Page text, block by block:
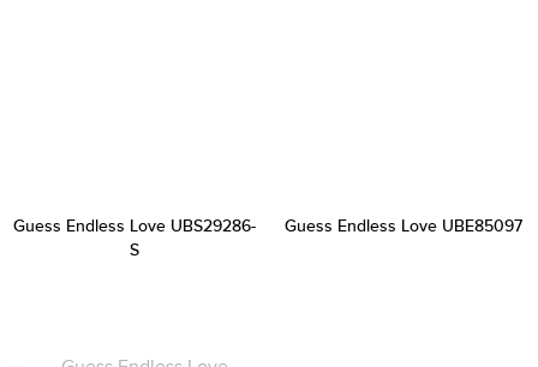
Guess Endless Love UBS29286-
S
Guess Endless Love UBE85097